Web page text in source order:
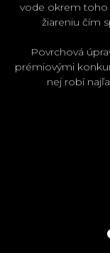
vode okrem toho
žiareniu čím
Povrchová
prémiovými
nej robí